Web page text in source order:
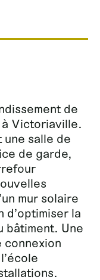
de
à Victoriaville.
salle de
de garde,
mur solaire
d’optimiser la
bâtiment. Une
connexion